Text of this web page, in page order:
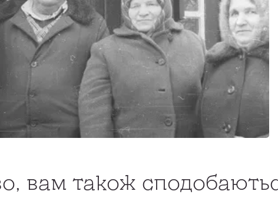
вам також